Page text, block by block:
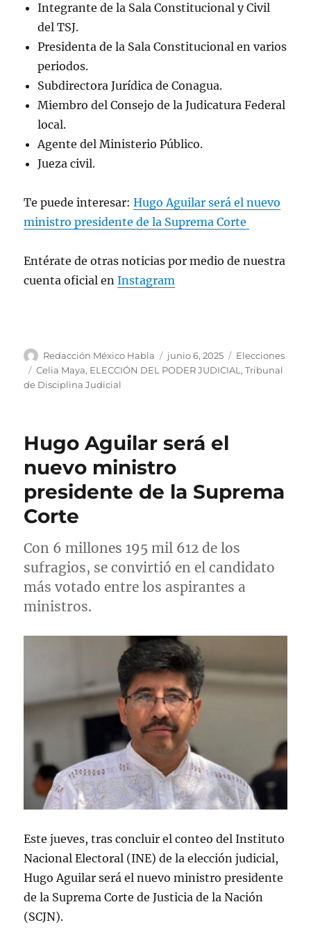
Integrante de la Sala Constitucional y Civil
del TSJ.
Presidenta de la Sala Constitucional en varios
periodos.
Subdirectora Jurídica de Conagua.
Miembro del Consejo de la Judicatura Federal
local.
Agente del Ministerio Público.
Jueza civil.
Te puede interesar:Hugo Aguilar será el nuevo
ministro presidente de la Suprema Corte
Entérate de otras noticias por medio de nuestra
cuenta oficial enInstagram
A
u
t
Redacción México Habla
P
u
a
o
e
junio 6, 2025
C
a
s
Elecciones
E
t
e
a
s
Celia Maya, ELECCIÓN DEL PODER JUDICIAL,Tribunal
de Disciplina Judicial
Hugo Aguilar será el
nuevo ministro
presidente de la Suprema
Corte
Con 6 millones 195 mil 612 de los
sufragios, se convirtió en el candidato
más votado entre los aspirantes a
ministros.
Este jueves, tras concluir el conteo del Instituto
Nacional Electoral (INE) de la elección judicial,
Hugo Aguilar será el nuevo ministro presidente
de la Suprema Corte de Justicia de la Nación
(SCJN).